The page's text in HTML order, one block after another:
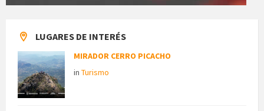
LUGARES DE INTERÉS
MIRADOR CERRO PICACHO
in Turismo